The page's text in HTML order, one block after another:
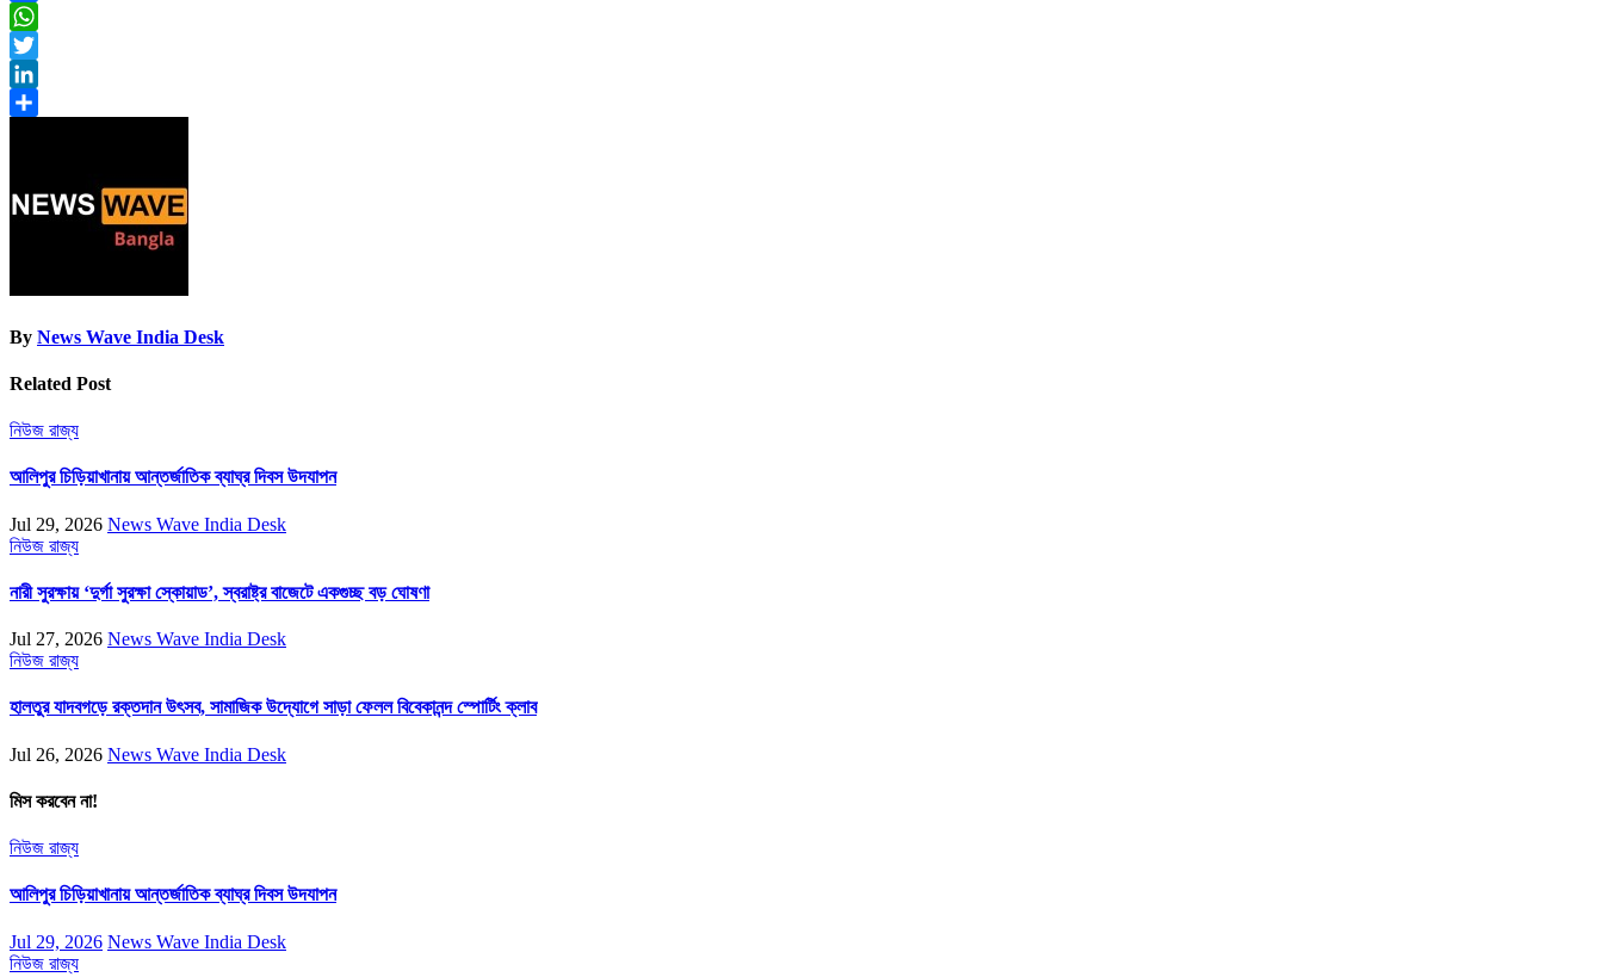
Facebook
WhatsApp
Twitter
LinkedIn
By News Wave India Desk
Related Post
নিউজ রাজ্য
আলিপুর চিড়িয়াখানায় আন্তর্জাতিক ব্যাঘ্র দিবস উদযাপন
Jul 29, 2026 News Wave India Desk
নিউজ রাজ্য
নারী সুরক্ষায় ‘দুর্গা সুরক্ষা স্কোয়াড’, স্বরাষ্ট্র বাজেটে একগুচ্ছ বড় ঘোষণা
Jul 27, 2026 News Wave India Desk
নিউজ রাজ্য
হালতুর যাদবগড়ে রক্তদান উৎসব, সামাজিক উদ্যোগে সাড়া ফেলল বিবেকানন্দ স্পোর্টিং ক্লাব
Jul 26, 2026 News Wave India Desk
মিস করবেন না!
নিউজ রাজ্য
আলিপুর চিড়িয়াখানায় আন্তর্জাতিক ব্যাঘ্র দিবস উদযাপন
Jul 29, 2026 News Wave India Desk
নিউজ রাজ্য